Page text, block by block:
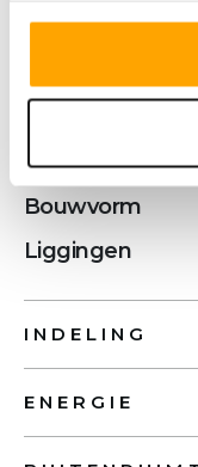
Soort woning
Bouwjaar
Bouwvorm
Liggingen
INDELING
ENERGIE